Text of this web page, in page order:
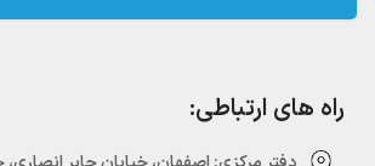
راه های ارتباطی: